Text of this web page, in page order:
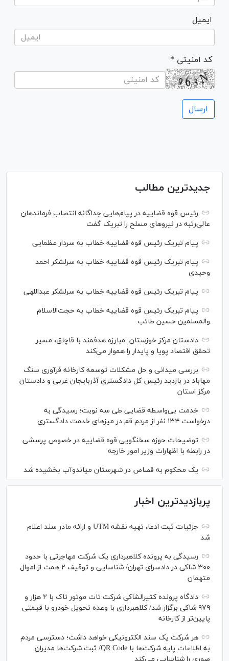
ایمیل
* کد امنیتی
جدیدترین مطالب
رئیس قوه قضاییه در پیام‌هایی جداگانه انتصاب‌ فرماندهان
عالی‌رتبه در نیروهای مسلح را تبریک گفت
پیام تبریک رئیس قوه قضاییه خطاب به سردار عظمایی
پیام تبریک رئیس قوه قضاییه خطاب به سرلشکر احمد
وحیدی
پیام تبریک رئیس قوه قضاییه خطاب به سرلشکر عبداللهی
پیام تبریک رئیس قوه قضاییه خطاب به حجت‌الاسلام
والمسلمین حسین طائب
دادستان مرکز خوزستان: مبارزه هدفمند با قاچاق، مسیر
تحقق اقتصاد پویا و پایدار را هموار می‌کند
بررسی میدانی و حل مشکلات توسعه کارخانه فرآوری سنگ
مهاباد در بازدید رئیس کل دادگستری آذربایجان غربی و دادستان
مرکز استان
خدمت بی‌واسطه قضایی طی سه نوبت؛ رسیدگی به
درخواست ۱۳۴ نفر از مردم قم در میز‌های خدمت دادگستری
توضیحات حوزه سخنگویی قوه قضاییه در خصوص پرسشی
در رابطه با اظهارات وزیر امور خارجه
یک محکوم به قصاص در شهرستان میاندوآب بخشیده شد
پربازدیدترین اخبار
جزئیات ثبت ادعا، تهیه نقشه UTM و ارائه مادر سند اعلام
شد
رسیدگی به پرونده کلاهبرداری یک شرکت مهاجرتی با حدود
۳۰۰ شاکی در دادسرای تهران/ شناسایی و توقیف ۲ همت از اموال
متهمان
دادگاه پرونده کثیرالشاکی شرکت تات موتور تاک با ۲ هزار و
۹۷۹ شاکی برگزار شد/ کلاهبرداری با وعده تحویل خودرو با قیمتی
پایین‌تر از کارخانه
هر شرکت یک سند الکترونیکی خواهد داشت؛ دسترسی مردم
به اطلاعات پایه شرکت‌ها با QR Code/ ثبت شرکت‌ها مدیران
صوری را شناسایی می‌کند